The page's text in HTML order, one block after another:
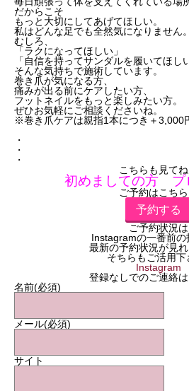
だからこそ
もっと大切にしてあげてほしい。
私はどんな足でも全然気になりません。
むしろ、
「ラクになってほしい」
「自信を持ってサンダルを履いてほし
そんな気持ちで施術しています。
巻き爪が気になる方、
痛みが出る前にケアしたい方、
フットネイルをもっと楽しみたい方。
ぜひお気軽にご相談くださいね。
※巻き爪ケアは親指1本につき＋3,000
・
・
・
こちらも見てね
初めましての方 プ
ご予約はこち
予約する
ご予約状況は
Instagramの一番前の
最新の予約状況が見
そちらもご活用下
Instagram
登録なしでのご連絡
名前(必須)
メール(必須)
サイト